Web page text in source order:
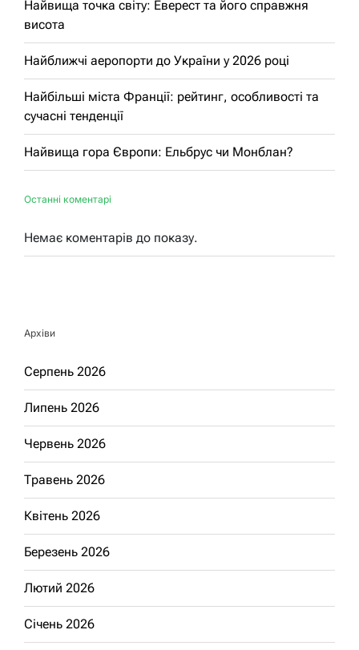
Найвища точка світу: Еверест та його справжня
висота
Найближчі аеропорти до України у 2026 році
Найбільші міста Франції: рейтинг, особливості та
сучасні тенденції
Найвища гора Європи: Ельбрус чи Монблан?
Останні коментарі
Немає коментарів до показу.
Архіви
Серпень 2026
Липень 2026
Червень 2026
Травень 2026
Квітень 2026
Березень 2026
Лютий 2026
Січень 2026